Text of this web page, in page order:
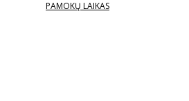
PAMOKŲ LAIKAS